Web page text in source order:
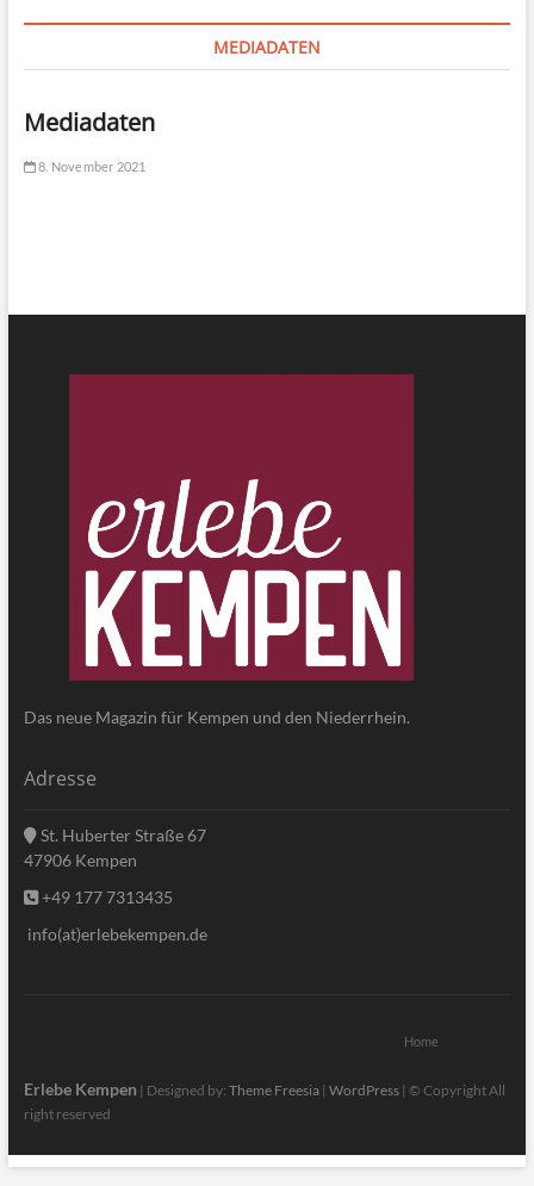
MEDIADATEN
Mediadaten
8. November 2021
Das neue Magazin für Kempen und den Niederrhein.
Adresse
St. Huberter Straße 67
47906 Kempen
+49 177 7313435
info(at)erlebekempen.de
Home
Erlebe Kempen | Designed by: Theme Freesia| WordPress| © Copyright All
right reserved